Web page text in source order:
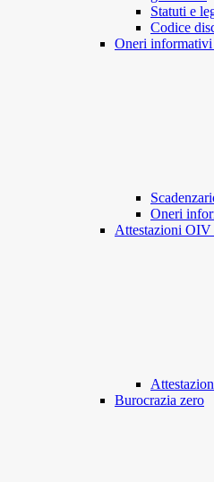
Statuti e
Codice
Oneri informativi
Oneri
Attestazioni OIV
Burocrazia zero